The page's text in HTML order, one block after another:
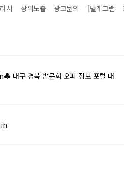
시 상위노출 광고문의 [텔레그램 :
대구 경북 밤문화 오피 정보 포털 대